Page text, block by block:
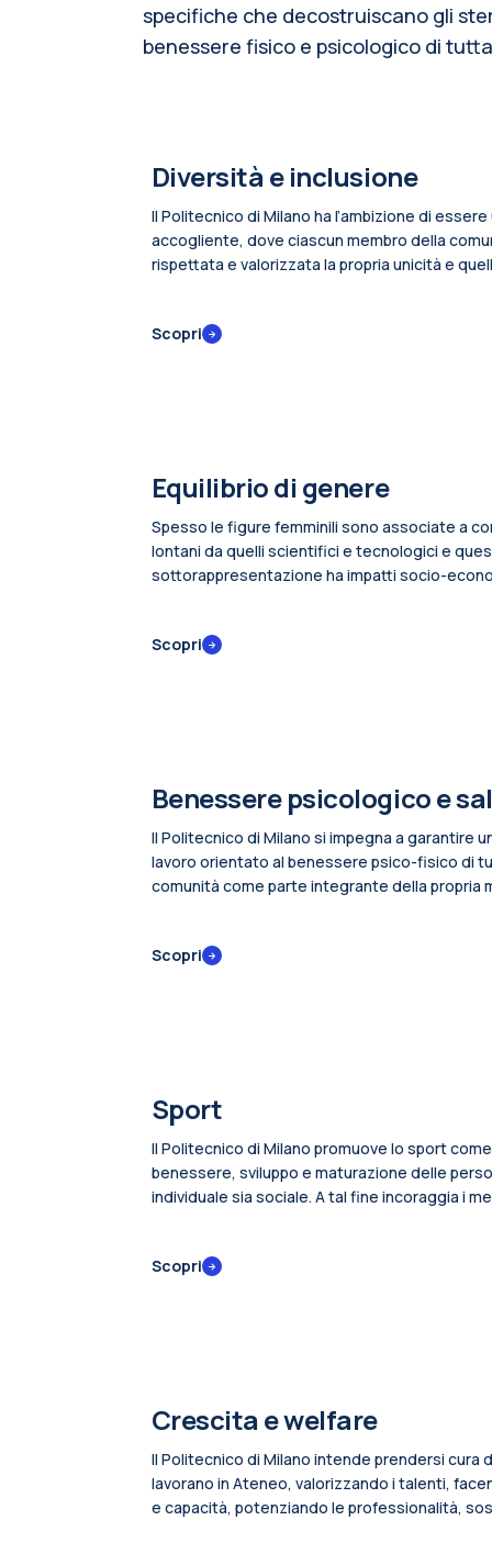
specifiche che decostruiscano gli
benessere fisico e psicologico di
Diversità e inclusione
Il Politecnico di Milano ha l’ambizione di
accogliente, dove ciascun membro della
rispettata e valorizzata la propria unicità e
scientifica e tecnologica.
Scopri
Equilibrio di genere
Spesso le figure femminili sono associate a
lontani da quelli scientifici e tecnologici e
sottorappresentazione ha impatti socio-
di studio e alle carriere STEM che
Scopri
Benessere psicologico e
Il Politecnico di Milano si impegna a garantire
lavoro orientato al benessere psico-fisico di
comunità come parte integrante della propria
Scopri
Sport
Il Politecnico di Milano promuove lo sport
benessere, sviluppo e maturazione delle
individuale sia sociale. A tal fine incoraggia i
Scopri
Crescita e welfare
Il Politecnico di Milano intende prendersi cura
lavorano in Ateneo, valorizzando i talenti,
e capacità, potenziando le professionalità,